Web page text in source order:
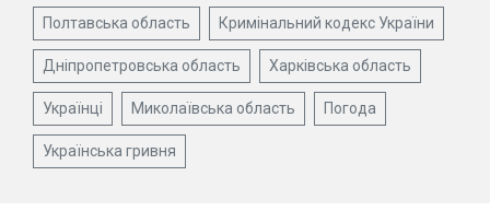
Полтавська область Кримінальний кодекс України
Дніпропетровська область Харківська область
Українці Миколаївська область Погода
Українська гривня